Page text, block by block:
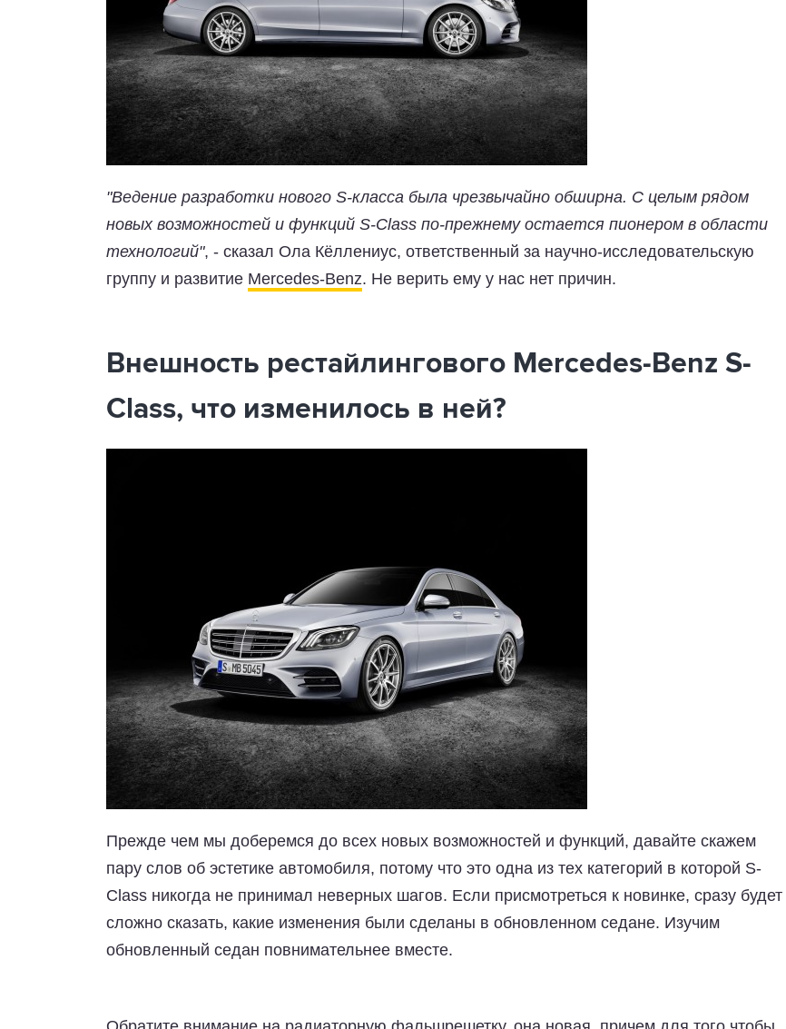
"Ведение разработки нового S-класса была чрезвычайно обширна. С целым рядом
новых возможностей и функций S-Class по-прежнему остается пионером в области
технологий", - сказал Ола Кёллениус, ответственный за научно-исследовательскую
группу и развитие Mercedes-Benz. Не верить ему у нас нет причин.
Внешность рестайлингового Mercedes-Benz S-
Class, что изменилось в ней?
Прежде чем мы доберемся до всех новых возможностей и функций, давайте скажем
пару слов об эстетике автомобиля, потому что это одна из тех категорий в которой S-
Class никогда не принимал неверных шагов. Если присмотреться к новинке, сразу будет
сложно сказать, какие изменения были сделаны в обновленном седане. Изучим
обновленный седан повнимательнее вместе.